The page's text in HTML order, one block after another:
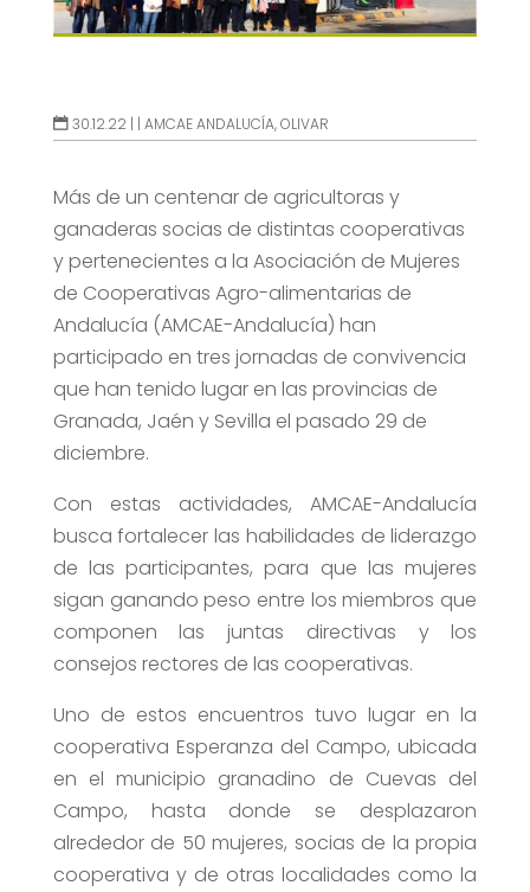
30.12.22 | | AMCAE ANDALUCÍA,OLIVAR
Más de un centenar de agricultoras y
ganaderas socias de distintas cooperativas
y pertenecientes a la Asociación de Mujeres
de Cooperativas Agro-alimentarias de
Andalucía (AMCAE-Andalucía) han
participado en tres jornadas de convivencia
que han tenido lugar en las provincias de
Granada, Jaén y Sevilla el pasado 29 de
diciembre.
Con estas actividades, AMCAE-Andalucía
busca fortalecer las habilidades de liderazgo
de las participantes, para que las mujeres
sigan ganando peso entre los miembros que
componen las juntas directivas y los
consejos rectores de las cooperativas.
Uno de estos encuentros tuvo lugar en la
cooperativa Esperanza del Campo, ubicada
en el municipio granadino de Cuevas del
Campo, hasta donde se desplazaron
alrededor de 50 mujeres, socias de la propia
cooperativa y de otras localidades como la